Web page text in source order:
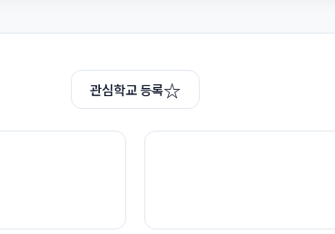
관심학교 등록☆